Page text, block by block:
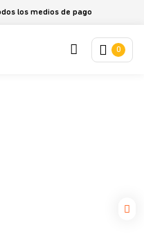
los medios de pago
0